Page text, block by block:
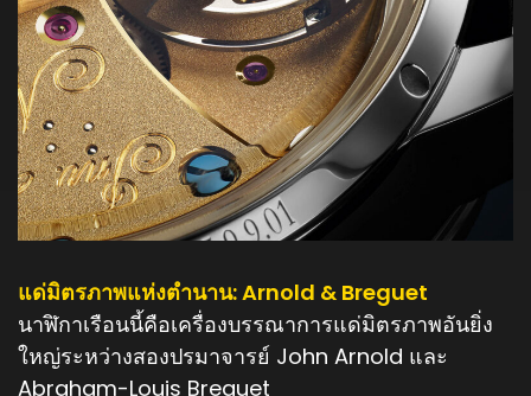
แด่มิตรภาพแห่งตำนาน: Arnold & Breguet
นาฬิกาเรือนนี้คือเครื่องบรรณาการแด่มิตรภาพอันยิ่ง
ใหญ่ระหว่างสองปรมาจารย์ John Arnold และ
Abraham-Louis Breguet